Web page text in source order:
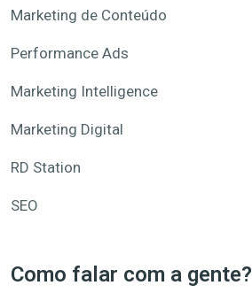
Marketing de Conteúdo
Performance Ads
Marketing Intelligence
Marketing Digital
RD Station
SEO
Como falar com a gente?